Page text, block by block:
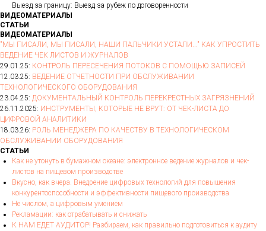
Выезд за границу: Выезд за рубеж по договоренности
ВИДЕОМАТЕРИАЛЫ
СТАТЬИ
ВИДЕОМАТЕРИАЛЫ
"МЫ ПИСАЛИ, МЫ ПИСАЛИ, НАШИ ПАЛЬЧИКИ УСТАЛИ..." КАК УПРОСТИТЬ
ВЕДЕНИЕ ЧЕК ЛИСТОВ И ЖУРНАЛОВ
29.01.25: КОНТРОЛЬ ПЕРЕСЕЧЕНИЯ ПОТОКОВ С ПОМОЩЬЮ ЗАПИСЕЙ
12.03.25: ВЕДЕНИЕ ОТЧЕТНОСТИ ПРИ ОБСЛУЖИВАНИИ
ТЕХНОЛОГИЧЕСКОГО ОБОРУДОВАНИЯ
23.04.25: ДОКУМЕНТАЛЬНЫЙ КОНТРОЛЬ ПЕРЕКРЕСТНЫХ ЗАГРЯЗНЕНИЙ
26.11.2025: ИНСТРУМЕНТЫ, КОТОРЫЕ НЕ ВРУТ: ОТ ЧЕК-ЛИСТА ДО
ЦИФРОВОЙ АНАЛИТИКИ
18.03.26: РОЛЬ МЕНЕДЖЕРА ПО КАЧЕСТВУ В ТЕХНОЛОГИЧЕСКОМ
ОБСЛУЖИВАНИИ ОБОРУДОВАНИЯ
СТАТЬИ
Как не утонуть в бумажном океане: электронное ведение журналов и чек-
листов на пищевом производстве
Вкусно, как вчера. Внедрение цифровых технологий для повышения
конкурентоспособности и эффективности пищевого производства
Не числом, а цифровым умением
Рекламации: как отрабатывать и снижать
К НАМ ЕДЕТ АУДИТОР! Разбираем, как правильно подготовиться к аудиту